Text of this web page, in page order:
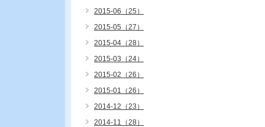
2015-06（25）
2015-05（27）
2015-04（28）
2015-03（24）
2015-02（26）
2015-01（26）
2014-12（23）
2014-11（28）